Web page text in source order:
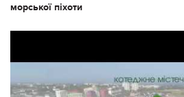
морської піхоти